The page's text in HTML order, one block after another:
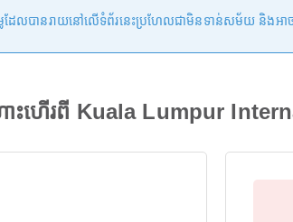
ែលបានរាយនៅលើទំព័រនេះប្រហែលជាមិនទាន់សម័យ និងអា
ះហើរពី Kuala Lumpur